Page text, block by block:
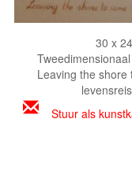
30 x
Leaving the
Stuur als